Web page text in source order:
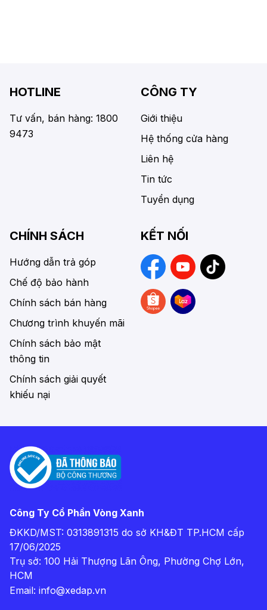
HOTLINE
Tư vấn, bán hàng: 1800
9473
CÔNG TY
Giới thiệu
Hệ thống cửa hàng
Liên hệ
Tin tức
Tuyển dụng
CHÍNH SÁCH
Hướng dẫn trả góp
Chế độ bảo hành
Chính sách bán hàng
Chương trình khuyến mãi
Chính sách bảo mật
thông tin
Chính sách giải quyết
khiếu nại
KẾT NỐI
Công Ty Cổ Phần Vòng Xanh
ĐKKD/MST: 0313891315 do sở KH&ĐT TP.HCM cấp
17/06/2025
Trụ sở: 100 Hải Thượng Lãn Ông, Phường Chợ Lớn,
HCM
Email: info@xedap.vn